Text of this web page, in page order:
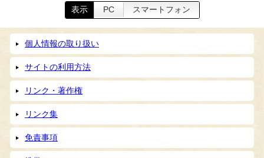
表示 PC スマートフォン
個人情報の取り扱い
サイトの利用方法
リンク・著作権
リンク集
免責事項